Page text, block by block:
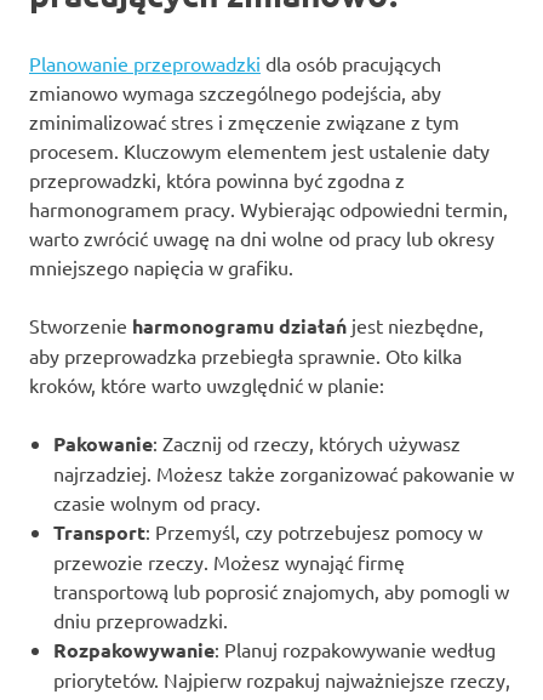
Planowanie przeprowadzki dla osób pracujących
zmianowo wymaga szczególnego podejścia, aby
zminimalizować stres i zmęczenie związane z tym
procesem. Kluczowym elementem jest ustalenie daty
przeprowadzki, która powinna być zgodna z
harmonogramem pracy. Wybierając odpowiedni termin,
warto zwrócić uwagę na dni wolne od pracy lub okresy
mniejszego napięcia w grafiku.
Stworzenie harmonogramu działań jest niezbędne,
aby przeprowadzka przebiegła sprawnie. Oto kilka
kroków, które warto uwzględnić w planie:
Pakowanie: Zacznij od rzeczy, których używasz
najrzadziej. Możesz także zorganizować pakowanie w
czasie wolnym od pracy.
Transport: Przemyśl, czy potrzebujesz pomocy w
przewozie rzeczy. Możesz wynająć firmę
transportową lub poprosić znajomych, aby pomogli w
dniu przeprowadzki.
Rozpakowywanie: Planuj rozpakowywanie według
priorytetów. Najpierw rozpakuj najważniejsze rzeczy,